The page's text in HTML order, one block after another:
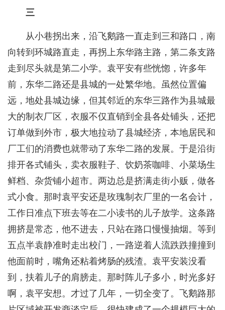
三
从小巷拐出来，沿飞鹅路一直走到三和路口，南
向转到环城路直走，再拐上东华路主路，第二条支路
走到尽头就是第二小学。袁平安有些恍惚，许多年
前，东华二路还是县城的一处繁华地。虽然位置偏
远，地处县城边缘，但其邻近的东华三路作为县城最
大的制衣厂区，衣服不仅直销到全县各处铺头，还把
订单做到外市，极大地拉动了县城经济，本地居民和
厂工们的消费也就带动了东华二路的发展。于是沿街
排开各式铺头，卖衣服鞋子、饮奶茶咖啡、小菜场生
鲜档、杂货铺小超市。两边总是挤满走街小贩，做各
式小食。那时袁平安还是玫瑰制衣厂里的一名会计，
工作日准点下班去等在二小读书的儿子放学。这条路
拥挤是常态，他不进去，只站在路口慢慢抽烟。等到
五点半袁静准时走出校门，一路逆着人流跌跌撞撞到
他面前时，嘴角还粘着烤肠的残渣。袁平安装没看
到，扶着儿子的肩膀走。那时阵儿子多小，时光多好
啊，袁平安想。才过了几年，一切全变了。飞鹅路那